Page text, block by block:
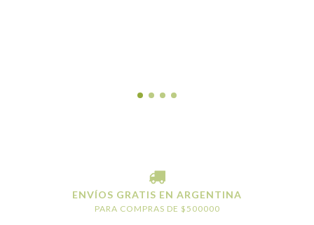
ENVÍOS GRATIS EN ARGENTINA
PARA COMPRAS DE $500000